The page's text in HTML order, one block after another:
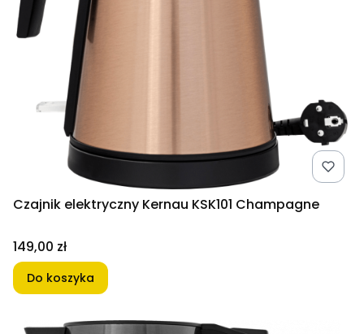
Czajnik elektryczny Kernau KSK101 Champagne
Cena
149,00 zł
Do koszyka